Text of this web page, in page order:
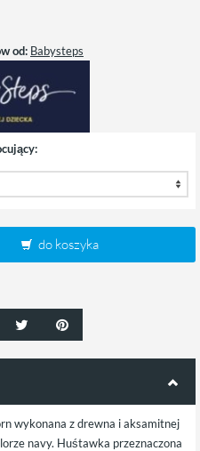
od: Babysteps
do koszyka
wykonana z drewna i aksamitnej
navy. Huśtawka przeznaczona